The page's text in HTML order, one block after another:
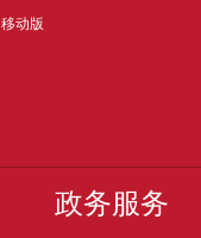
移动版
政务服务